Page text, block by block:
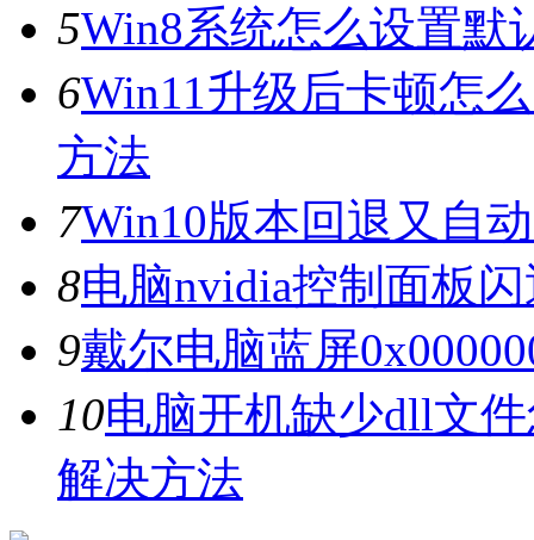
5Win8系统怎么设置默
6Win11升级后卡顿怎
方法
7Win10版本回退又自
8电脑nvidia控制面板
9戴尔电脑蓝屏
10电脑开机缺少dll文
解决方法